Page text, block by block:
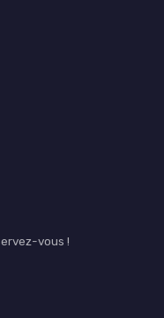
vous !